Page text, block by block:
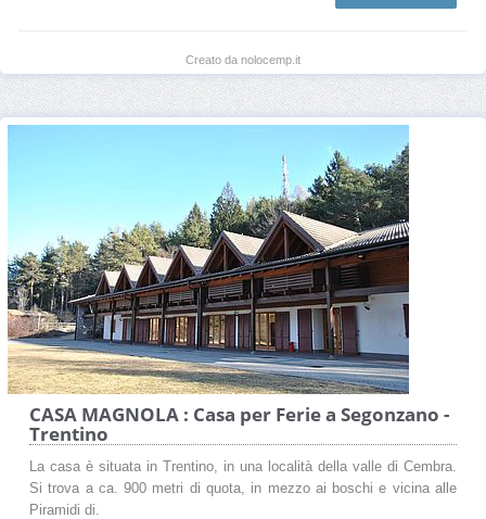
Creato da nolocemp.it
CASA MAGNOLA : Casa per Ferie a Segonzano -
Trentino
La casa è situata in Trentino, in una località della valle di Cembra.
Si trova a ca. 900 metri di quota, in mezzo ai boschi e vicina alle
Piramidi di.